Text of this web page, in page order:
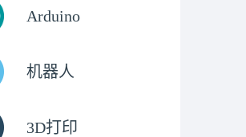
Arduino
机器人
3D打印